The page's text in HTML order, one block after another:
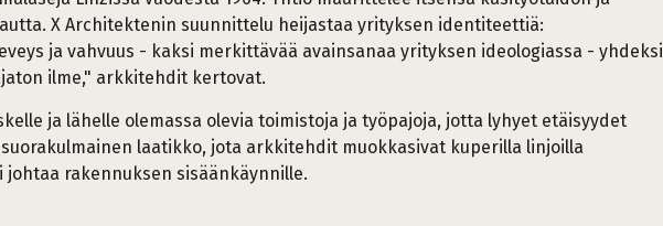
X Architektenin suunnittelu heijastaa yrityksen identiteettiä:
ja vahvuus - kaksi merkittävää avainsanaa yrityksen ideologiassa - yhdeksi
ilme," arkkitehdit kertovat.
ja lähelle olemassa olevia toimistoja ja työpajoja, jotta lyhyet etäisyydet
laatikko, jota arkkitehdit muokkasivat kuperilla linjoilla
rakennuksen sisäänkäynnille.